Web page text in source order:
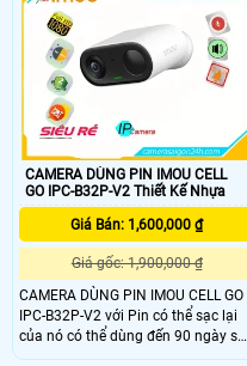
CAMERA DÙNG PIN IMOU CELL
GO IPC-B32P-V2 Thiết Kế Nhựa
Giá Bán: 1,600,000 ₫
Giá gốc: 1,900,000 ₫
CAMERA DÙNG PIN IMOU CELL GO
IPC-B32P-V2 với Pin có thể sạc lại
của nó có thể dùng đến 90 ngày sau
một lần sạc. Công nghệ phát hiện